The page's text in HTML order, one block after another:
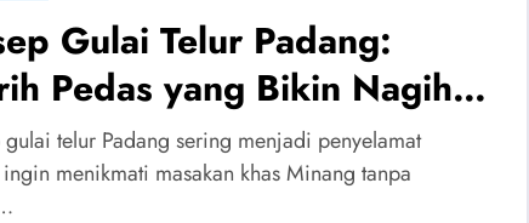
Gulai Telur Padang:
Pedas yang Bikin Nagih
gulai telur Padang sering menjadi penyelamat
menikmati masakan khas Minang tanpa